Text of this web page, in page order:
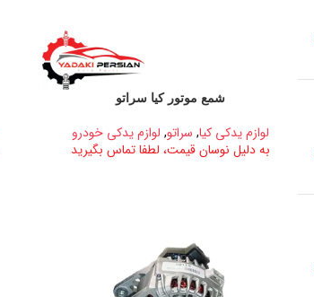
شمع موتور کیا سراتو
لوازم یدکی کیا, سراتو, لوازم یدکی خودرو
به دلیل نوسان قیمت، لطفا تماس بگیرید